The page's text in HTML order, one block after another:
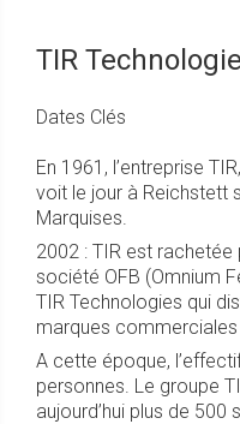
TIR
Dates Clés
En 1961, l’entreprise
voit le jour à Reichstett
Marquises.
2002 : TIR est rachetée
société OFB (Omnium
TIR Technologies qui
marques commerciales
A cette époque,
personnes. Le groupe
aujourd’hui plus de 500